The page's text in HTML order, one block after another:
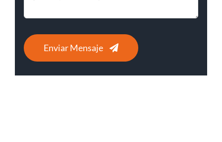
Enviar Mensaje